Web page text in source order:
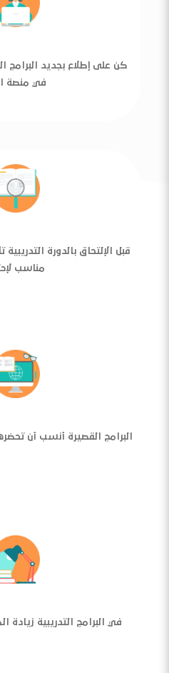
كن على إطلاع بجديد البرامج
في منصة
قبل الإلتحاق بالدورة
مناسب
البرامج القصيرة أنسب أن
في البرامج التدريبية زيادة